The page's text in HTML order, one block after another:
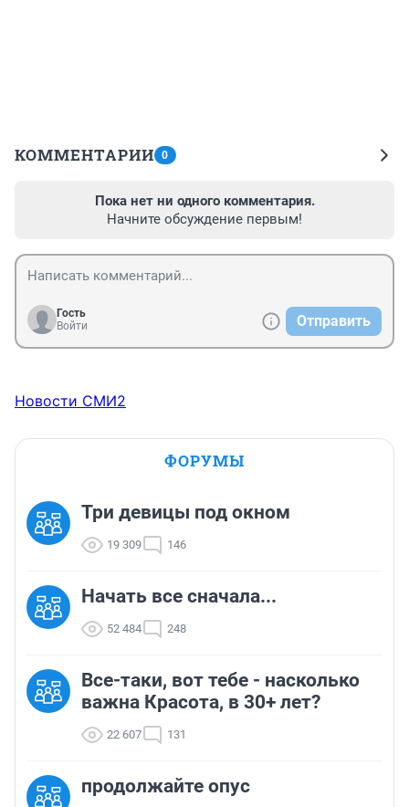
КОММЕНТАРИИ 0
Пока нет ни одного комментария.
Начните обсуждение первым!
Гость
Войти
Отправить
Новости СМИ2
ФОРУМЫ
Три девицы под окном
19 309 146
Начать все сначала...
52 484 248
Все-таки, вот тебе - насколько
важна Красота, в 30+ лет?
22 607 131
продолжайте опус